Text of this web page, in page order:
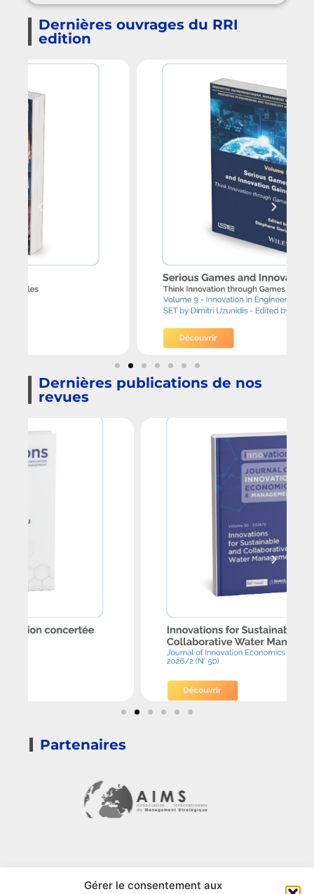
Gérer le consentement aux
Dernières ouvrages du RRI
edition
Dernières publications de nos
revues
Partenaires